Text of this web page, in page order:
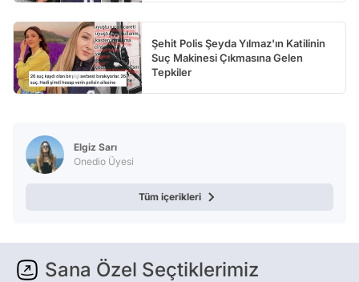
Şehit Polis Şeyda Yılmaz'ın Katilinin
Suç Makinesi Çıkmasına Gelen
Tepkiler
Elgiz Sarı
Onedio Üyesi
Tüm içerikleri
Sana Özel Seçtiklerimiz